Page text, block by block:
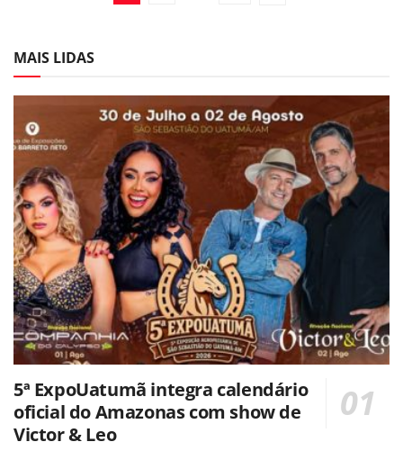
MAIS LIDAS
5ª ExpoUatumã integra calendário
oficial do Amazonas com show de
Victor & Leo